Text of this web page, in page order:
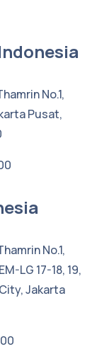
No.1,
Pusat,
No.1,
LG 17-18, 19,
Jakarta